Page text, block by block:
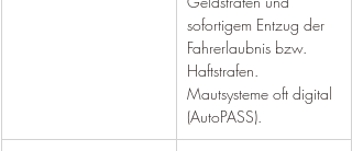
sofortigem Entzug der
Fahrerlaubnis bzw.
Haftstrafen.
Mautsysteme oft digital
(AutoPASS).